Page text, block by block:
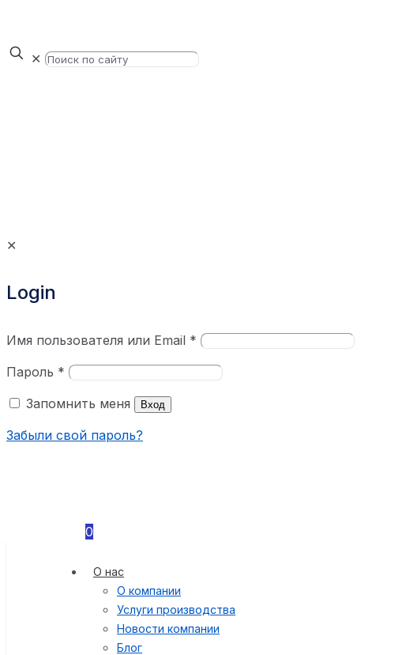
✕
✕
Login
Имя пользователя или Email *
Пароль *
Запомнить меня
Вход
Забыли свой пароль?
0
О нас
О компании
Услуги производства
Новости компании
Блог